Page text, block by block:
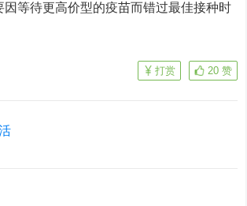
因等待更高价型的疫苗而错过最佳接种时
20 赞
打赏